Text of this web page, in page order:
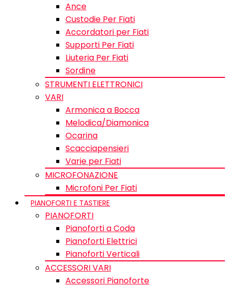
Ance
Custodie Per Fiati
Accordatori per Fiati
Supporti Per Fiati
Liuteria Per Fiati
Sordine
STRUMENTI ELETTRONICI
VARI
Armonica a Bocca
Melodica/Diamonica
Ocarina
Scacciapensieri
Varie per Fiati
MICROFONAZIONE
Microfoni Per Fiati
PIANOFORTI E TASTIERE
PIANOFORTI
Pianoforti a Coda
Pianoforti Elettrici
Pianoforti Verticali
ACCESSORI VARI
Accessori Pianoforte